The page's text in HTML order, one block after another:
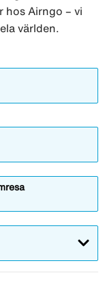
Airngo – vi
världen.